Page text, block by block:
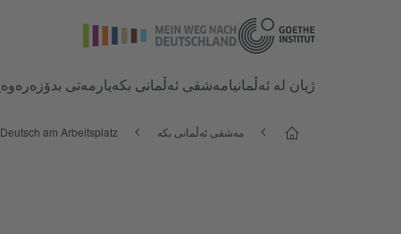
ژیان لە ئەڵمانیامەشقی ئەڵمانی بکەیارمەتی بدۆزەرەوە
Start مەشقی ئەڵمانی بکە Deutsch am Arbeitsplatz